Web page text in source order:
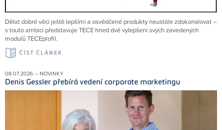
Dělat dobré věci ještě lepšími a osvědčené produkty neustále zdokonalovat –
s touto ambicí představuje TECE hned dvě vylepšení svých zavedených
modulů TECEprofil.
ČÍST ČLÁNEK
08.07.2026 – NOVINKY
Denis Gessler přebírá vedení corporate marketingu